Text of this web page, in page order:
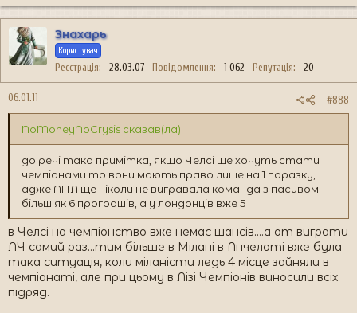
Знахарь
Користувач
Реєстрація 28.03.07 Повідомлення 1 062 Репутація 20
06.01.11 #888
NoMoneyNoCrysis сказав(ла):
до речі така примітка, якщо Челсі ще хочуть стати
чемпіонами то вони мають право лише на 1 поразку,
адже АПЛ ще ніколи не вигравала команда з пасивом
більш як 6 програшів, а у лондонців вже 5
в Челсі на чемпіонство вже немає шансів....а от виграти
ЛЧ самий раз...тим більше в Мілані в Анчелоті вже була
така ситуація, коли міланісти ледь 4 місце зайняли в
чемпіонаті, але при цьому в Лізі Чемпіонів виносили всіх
підряд.